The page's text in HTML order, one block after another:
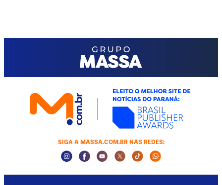
SIGA A MASSA.COM.BR NAS REDES:
Instagram Social Media
Facebook Social Media
Youtube Social Media
Twitter Social Media
Tiktok Social Media
Whatsapp